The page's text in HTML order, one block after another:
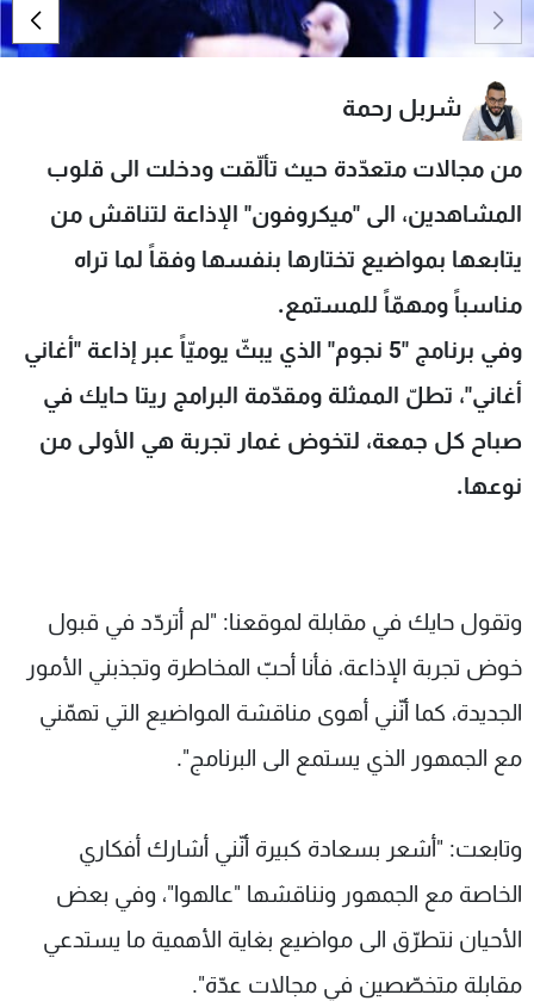
شربل رحمة
من مجالات متعدّدة حيث تألّقت ودخلت الى قلوب
المشاهدين، الى "ميكروفون" الإذاعة لتناقش من
يتابعها بمواضيع تختارها بنفسها وفقاً لما تراه
مناسباً ومهمّاً للمستمع.
وفي برنامج "5 نجوم" الذي يبثّ يوميّاً عبر إذاعة "أغاني
أغاني"، تطلّ الممثلة ومقدّمة البرامج ريتا حايك في
صباح كل جمعة، لتخوض غمار تجربة هي الأولى من
نوعها.
وتقول حايك في مقابلة لموقعنا: "لم أتردّد في قبول
خوض تجربة الإذاعة، فأنا أحبّ المخاطرة وتجذبني الأمور
الجديدة، كما أنّني أهوى مناقشة المواضيع التي تهمّني
مع الجمهور الذي يستمع الى البرنامج".
وتابعت: "أشعر بسعادة كبيرة أنّني أشارك أفكاري
الخاصة مع الجمهور ونناقشها "عالهوا"، وفي بعض
الأحيان نتطرّق الى مواضيع بغاية الأهمية ما يستدعي
مقابلة متخصّصين في مجالات عدّة".
شاهد البرامج
الترددات
عن MTV
لاعلاناتكم
تواصل معنا
شروط الإسـتخدام
سياسة الخصوصية